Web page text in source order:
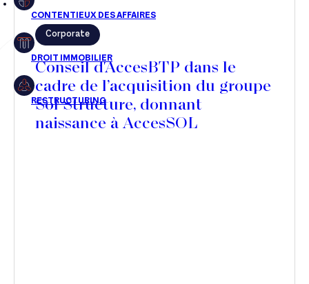
Droit immobilier
Restructuring
Article
Corporate
Conseil d'AccesBTP dans le
cadre de l’acquisition du groupe
Sol Structure, donnant
naissance à AccesSOL